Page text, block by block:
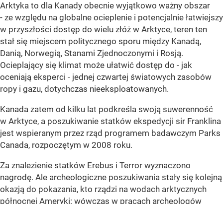
Arktyka to dla Kanady obecnie wyjątkowo ważny obszar
- ze względu na globalne ocieplenie i potencjalnie łatwiejszy
w przyszłości dostęp do wielu złóż w Arktyce, teren ten
stał się miejscem politycznego sporu między Kanadą,
Danią, Norwegią, Stanami Zjednoczonymi i Rosją.
Ocieplający się klimat może ułatwić dostęp do - jak
oceniają eksperci - jednej czwartej światowych zasobów
ropy i gazu, dotychczas nieeksploatowanych.
Kanada zatem od kilku lat podkreśla swoją suwerenność
w Arktyce, a poszukiwanie statków ekspedycji sir Franklina
jest wspieranym przez rząd programem badawczym Parks
Canada, rozpoczętym w 2008 roku.
Za znalezienie statków Erebus i Terror wyznaczono
nagrodę. Ale archeologiczne poszukiwania stały się kolejną
okazją do pokazania, kto rządzi na wodach arktycznych
północnej Ameryki: wówczas w pracach archeologów